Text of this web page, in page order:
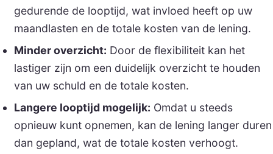
gedurende de looptijd, wat invloed heeft op uw
maandlasten en de totale kosten van de lening.
Minder overzicht: Door de flexibiliteit kan het
lastiger zijn om een duidelijk overzicht te houden
van uw schuld en de totale kosten.
Langere looptijd mogelijk: Omdat u steeds
opnieuw kunt opnemen, kan de lening langer duren
dan gepland, wat de totale kosten verhoogt.